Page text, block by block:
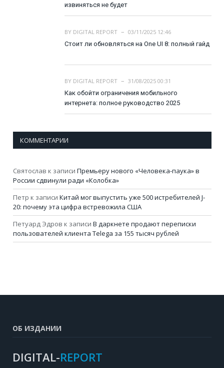
извиняться не будет
BY DIGITAL REPORT
03/11/2025 12:46
Стоит ли обновляться на One UI 8: полный гайд
BY DIGITAL REPORT
31/08/2025 00:31
Как обойти ограничения мобильного
интернета: полное руководство 2025
КОММЕНТАРИИ
Святослав к записи Премьеру нового «Человека-паука» в
России сдвинули ради «Колобка»
Петр к записи Китай мог выпустить уже 500 истребителей J-
20: почему эта цифра встревожила США
Петуард Эдров к записи В даркнете продают переписки
пользователей клиента Telega за 155 тысяч рублей
ОБ ИЗДАНИИ
DIGITAL-REPORT